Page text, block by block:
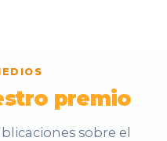
premio
sobre el